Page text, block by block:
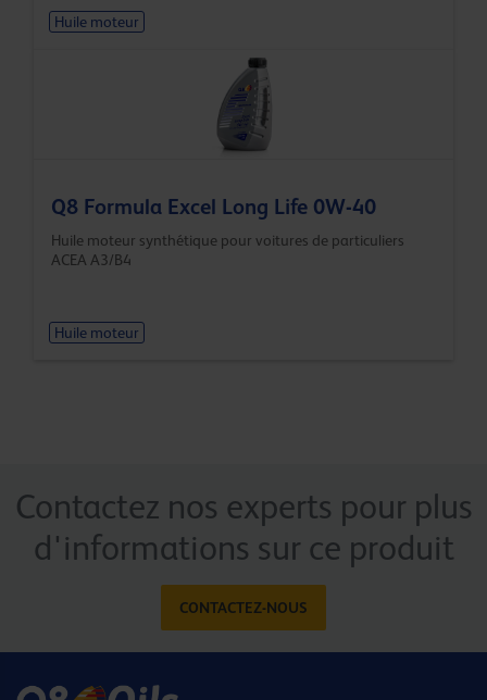
Huile moteur
Q8 Formula Excel Long Life 0W-40
Huile moteur synthétique pour voitures de particuliers
ACEA A3/B4
Huile moteur
Contactez nos experts pour plus
d'informations sur ce produit
CONTACTEZ-NOUS